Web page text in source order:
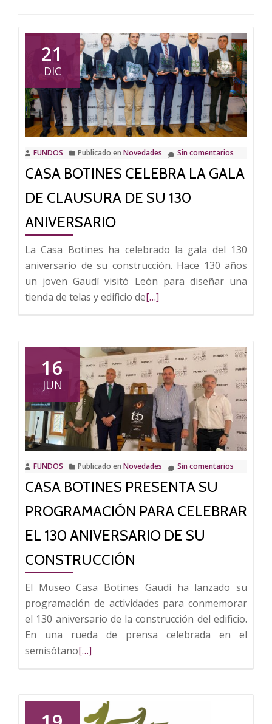
21
DIC
FUNDOS Publicado en Novedades Sin comentarios
CASA BOTINES CELEBRA LA GALA
DE CLAUSURA DE SU 130
ANIVERSARIO
La Casa Botines ha celebrado la gala del 130
aniversario de su construcción. Hace 130 años
un joven Gaudí visitó León para diseñar una
tienda de telas y edificio deLeer
Botines
celebra
la
gala
de
clausura
de
su
130
[…]
16
JUN
FUNDOS Publicado en Novedades Sin comentarios
CASA BOTINES PRESENTA SU
PROGRAMACIÓN PARA CELEBRAR
EL 130 ANIVERSARIO DE SU
CONSTRUCCIÓN
El Museo Casa Botines Gaudí ha lanzado su
programación de actividades para conmemorar
el 130 aniversario de la construcción del edificio.
En una rueda de prensa celebrada en el
semisótanoLeer
Botines
[…]